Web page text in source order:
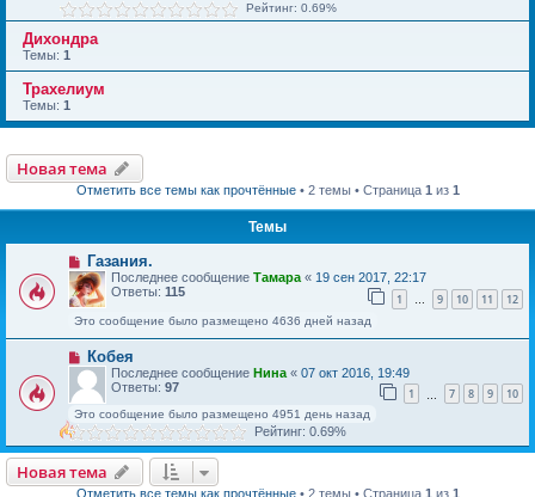
Рейтинг: 0.69%
Дихондра
Темы: 1
Трахелиум
Темы: 1
Новая тема
Отметить все темы как прочтённые• 2 темы • Страница 1 из 1
Темы
Газания.
Последнее сообщение Тамара « 19 сен 2017, 22:17
Ответы: 115 1 … 9 10 11 12
Это сообщение было размещено 4636 дней назад
Кобея
Последнее сообщение Нина « 07 окт 2016, 19:49
Ответы: 97 1 7 8 9 10
Это сообщение было размещено 4951 день назад
Рейтинг: 0.69%
Новая тема
Отметить все темы как прочтённые• 2 темы • Страница 1 из 1